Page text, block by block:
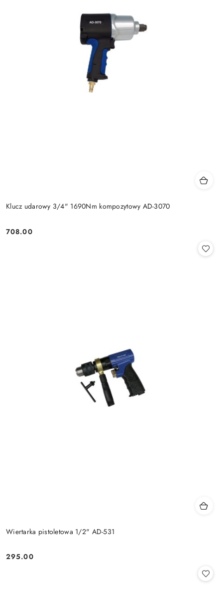
Klucz udarowy 3/4" 1690Nm kompozytowy AD-3070
Cena:
708.00
Wiertarka pistoletowa 1/2" AD-531
Cena:
295.00